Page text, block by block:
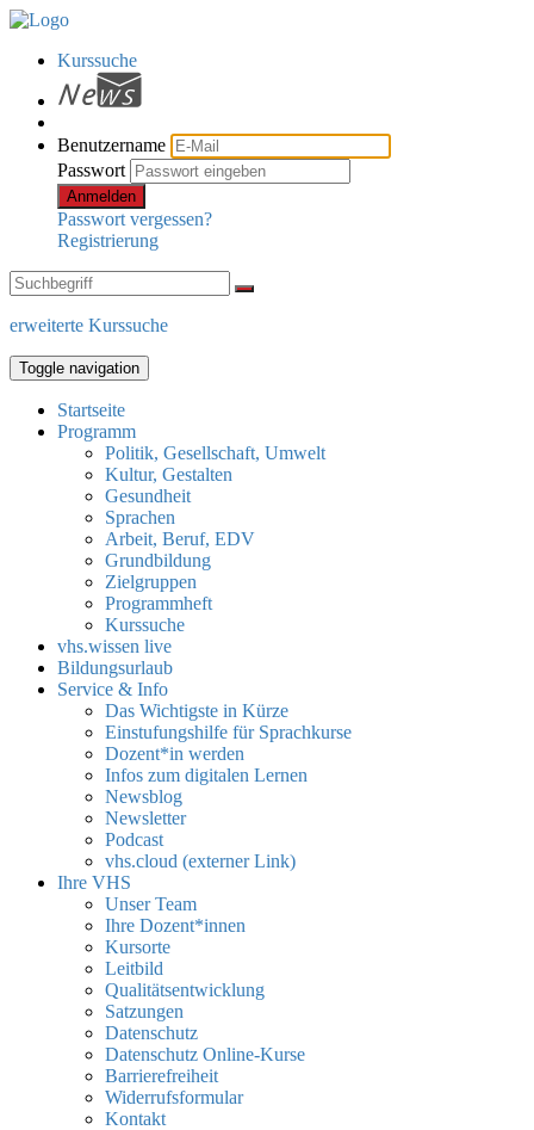
Kurssuche
Benutzername
Passwort
Anmelden
Passwort vergessen?
Registrierung
erweiterte Kurssuche
Toggle navigation
Startseite
Programm
Politik, Gesellschaft, Umwelt
Kultur, Gestalten
Gesundheit
Sprachen
Arbeit, Beruf, EDV
Grundbildung
Zielgruppen
Programmheft
Kurssuche
vhs.wissen live
Bildungsurlaub
Service & Info
Das Wichtigste in Kürze
Einstufungshilfe für Sprachkurse
Dozent*in werden
Infos zum digitalen Lernen
Newsblog
Newsletter
Podcast
vhs.cloud (externer Link)
Ihre VHS
Unser Team
Ihre Dozent*innen
Kursorte
Leitbild
Qualitätsentwicklung
Satzungen
Datenschutz
Datenschutz Online-Kurse
Barrierefreiheit
Widerrufsformular
Kontakt